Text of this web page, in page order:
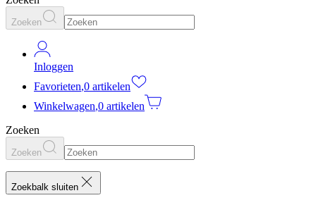
Zoeken
Inloggen
Favorieten,0 artikelen
Winkelwagen,0 artikelen
Zoeken
Zoeken
Zoekbalk sluiten